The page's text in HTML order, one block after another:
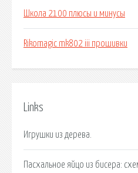
Школа 2100 плюсы и минусы
Rikomagic mk802 iii прошивки
Links
Игрушки из дерева.
Пасхальное яйцо из бисера: